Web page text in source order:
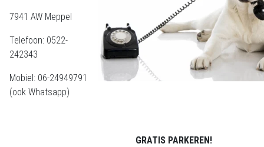
7941 AW Meppel
Telefoon: 0522-
242343
Mobiel: 06-24949791
(ook Whatsapp)
GRATIS PARKEREN!